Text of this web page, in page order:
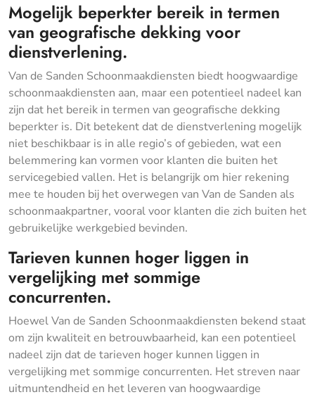
Mogelijk beperkter bereik in termen
van geografische dekking voor
dienstverlening.
Van de Sanden Schoonmaakdiensten biedt hoogwaardige
schoonmaakdiensten aan, maar een potentieel nadeel kan
zijn dat het bereik in termen van geografische dekking
beperkter is. Dit betekent dat de dienstverlening mogelijk
niet beschikbaar is in alle regio’s of gebieden, wat een
belemmering kan vormen voor klanten die buiten het
servicegebied vallen. Het is belangrijk om hier rekening
mee te houden bij het overwegen van Van de Sanden als
schoonmaakpartner, vooral voor klanten die zich buiten het
gebruikelijke werkgebied bevinden.
Tarieven kunnen hoger liggen in
vergelijking met sommige
concurrenten.
Hoewel Van de Sanden Schoonmaakdiensten bekend staat
om zijn kwaliteit en betrouwbaarheid, kan een potentieel
nadeel zijn dat de tarieven hoger kunnen liggen in
vergelijking met sommige concurrenten. Het streven naar
uitmuntendheid en het leveren van hoogwaardige